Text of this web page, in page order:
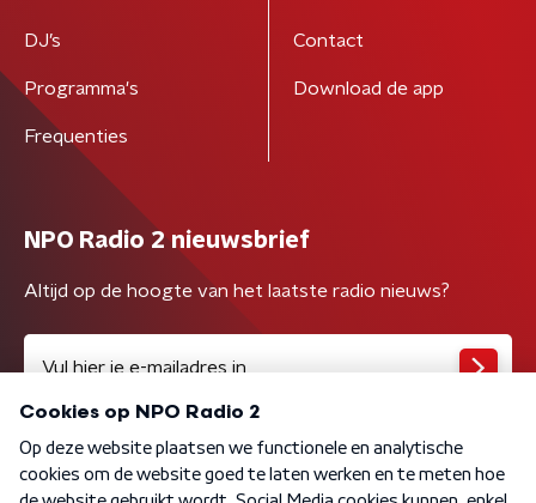
DJ’s
Programma's
Frequenties
Contact
Download de app
NPO Radio 2 nieuwsbrief
Altijd op de hoogte van het laatste radio nieuws?